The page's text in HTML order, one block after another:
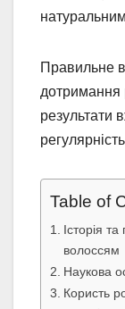
Правильне
дотримання
результати
Table of
Історія
волоссям
Наукова
Користь